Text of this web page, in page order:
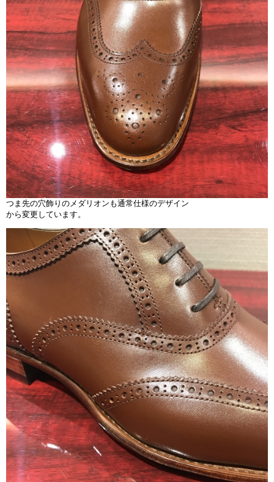
つま先の穴飾りのメダリオンも通常仕様のデザイン
から変更しています。